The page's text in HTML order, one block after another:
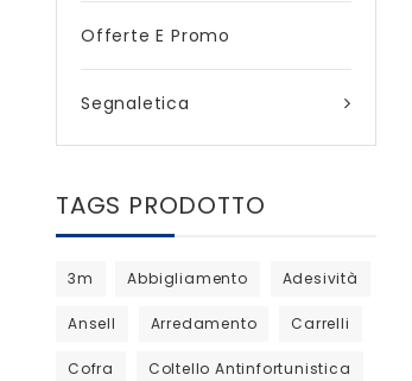
Offerte E Promo
Segnaletica
TAGS PRODOTTO
3m Abbigliamento Adesività
Ansell Arredamento Carrelli
Cofra Coltello Antinfortunistica